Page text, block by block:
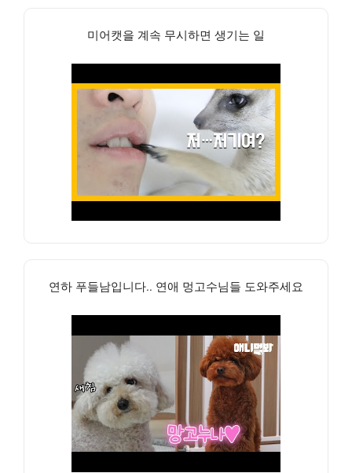
미어캣을 계속 무시하면 생기는 일
연하 푸들남입니다.. 연애 멍고수님들 도와주세요